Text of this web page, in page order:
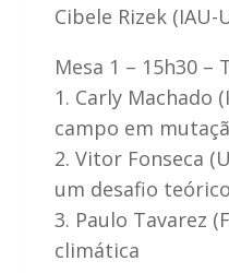
Cibele Rizek (IAU-
Mesa 1 – 15h30
1. Carly Machado
campo em
2. Vitor Fonseca
um desafio
3. Paulo Tavarez
climática